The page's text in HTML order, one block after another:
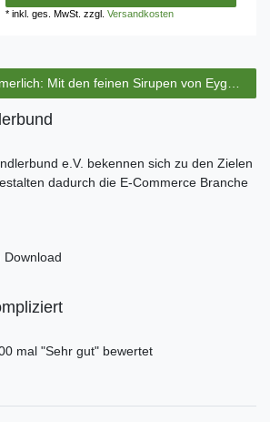
*inkl. ges. MwSt. zzgl.Versandkosten
🍹 Jetzt wird’s sommerlich: Mit den feinen Sirupen von Eyguebelle entstehen erfrischende Cocktails und köstliche Sommerdrinks.
e.V. bekennen sich zu den Zielen
dadurch die E-Commerce Branche
Download
mal "Sehr gut" bewertet